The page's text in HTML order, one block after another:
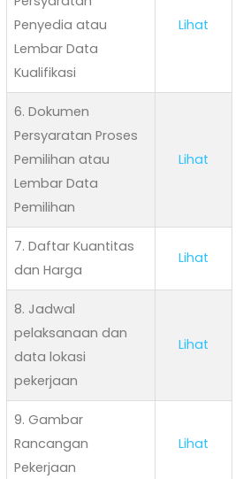
Penyedia atau
Lembar Data
Kualifikasi
Lihat
6. Dokumen
Persyaratan Proses
Pemilihan atau
Lembar Data
Pemilihan
Lihat
7. Daftar Kuantitas
dan Harga
Lihat
8. Jadwal
pelaksanaan dan
data lokasi
pekerjaan
Lihat
9. Gambar
Rancangan
Pekerjaan
Lihat